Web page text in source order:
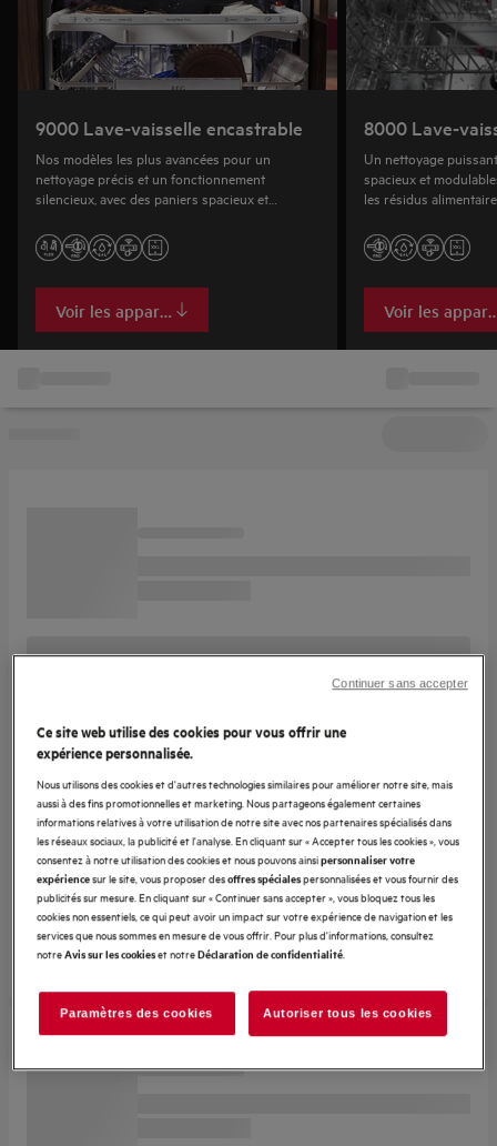
9000 Lave-vaisselle encastrable
Nos modèles les plus avancées pour un
nettoyage précis et un fonctionnement
silencieux, avec des paniers spacieux et
supports uniques pour verres.
Voir les appareils
8000 Lave-
Un nettoyage
spacieux et
les résidus
Voir les
Ce site web utilise des cookies pour vous offrir une
expérience personnalisée.
Nous utilisons des cookies et d'autres technologies similaires pour améliorer notre site, mais
aussi à des fins promotionnelles et marketing. Nous partageons également certaines
informations relatives à votre utilisation de notre site avec nos partenaires spécialisés dans
les réseaux sociaux, la publicité et l'analyse. En cliquant sur « Accepter tous les cookies », vous
consentez à notre utilisation des cookies et nous pouvons ainsipersonnaliser votre
expériencesur le site, vous proposer desoffres spécialespersonnalisées et vous fournir des
publicités sur mesure. En cliquant sur « Continuer sans accepter », vous bloquez tous les
cookies non essentiels, ce qui peut avoir un impact sur votre expérience de navigation et les
services que nous sommes en mesure de vous offrir. Pour plus d'informations, consultez
notreAvis sur les cookieset notreDéclaration de confidentialité.
Paramètres des cookies Autoriser tous les cookies
Continuer sans accepter